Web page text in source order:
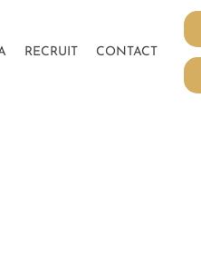
RECRUIT CONTACT